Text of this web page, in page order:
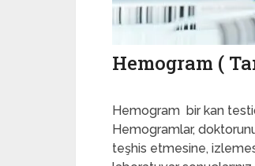
Hemogram (
Hemogram bir kan
Hemogramlar,
teşhis etmesine,